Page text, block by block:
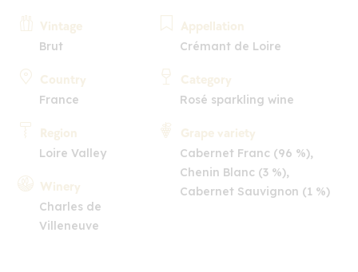
Vintage
Brut
Country
France
Region
Loire Valley
Winery
Charles de
Villeneuve
Appellation
Crémant de Loire
Category
Rosé sparkling wine
Grape variety
Cabernet Franc (96 %),
Chenin Blanc (3 %),
Cabernet Sauvignon (1 %)